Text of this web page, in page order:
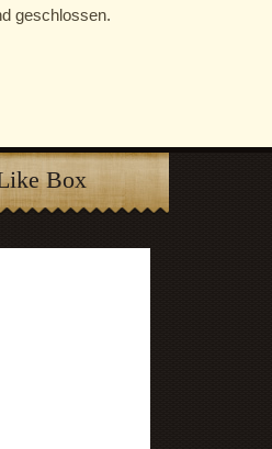
geschlossen.
Box